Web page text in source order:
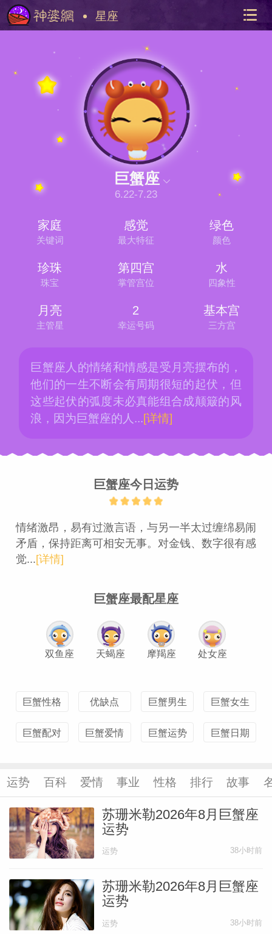
网
星座
站内导
巨蟹座
6.22-7.23
家庭
关键词
感觉
最大特征
绿色
颜色
珍珠
珠宝
第四宫
掌管宫位
水
四象性
月亮
主管星
2
幸运号码
基本宫
三方宫
巨蟹座人的情绪和情感是受月亮摆布的，
他们的一生不断会有周期很短的起伏，但
这些起伏的弧度未必真能组合成颠簸的风
浪，因为巨蟹座的人...[详情]
巨蟹座今日运势
情绪激昂，易有过激言语，与另一半太过缠绵易闹
矛盾，保持距离可相安无事。对金钱、数字很有感
觉...[详情]
巨蟹座最配星座
双鱼座 天蝎座 摩羯座 处女座
巨蟹性格 优缺点 巨蟹男生 巨蟹女生
巨蟹配对 巨蟹爱情 巨蟹运势 巨蟹日期
运势 百科 爱情 事业 性格 排行 故事
苏珊米勒2026年8月巨蟹座
运势
运势 38小时前
苏珊米勒2026年8月巨蟹座
运势
运势 38小时前